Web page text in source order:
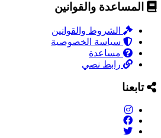
المساعدة والقوانين
الشروط والقوانين
سياسة الخصوصية
مساعدة
رابط نصي
تابعنا